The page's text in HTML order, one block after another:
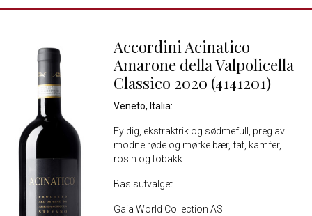
Accordini Acinatico
Amarone della Valpolicella
Classico 2020 (4141201)
Veneto, Italia:
Fyldig, ekstraktrik og sødmefull, preg av
modne røde og mørke bær, fat, kamfer,
rosin og tobakk.
Basisutvalget.
Gaia World Collection AS